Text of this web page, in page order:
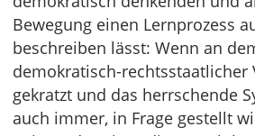
Bewegung einen Lernprozess
beschreiben lässt: Wenn an
demokratisch-rechtsstaatlicher
gekratzt und das herrschende
auch immer, in Frage gestellt